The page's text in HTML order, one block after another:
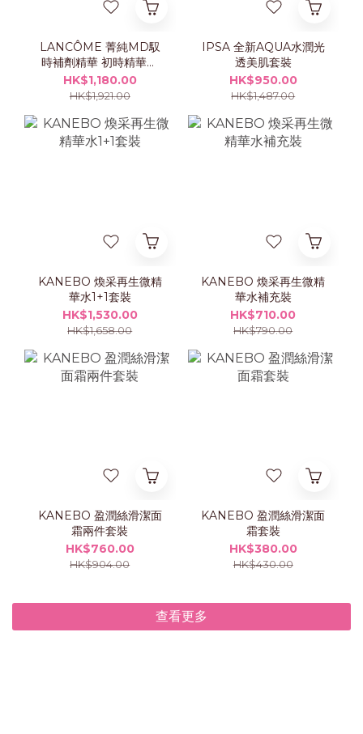
LANCÔME 菁純MD馭
時補劑精華 初時精華乳
霜 50ml 套裝
HK$1,180.00
HK$1,921.00
IPSA 全新AQUA水潤光
透美肌套裝
HK$950.00
HK$1,487.00
KANEBO 煥采再生微精
華水1+1套裝
HK$1,530.00
HK$1,658.00
KANEBO 煥采再生微精
華水補充裝
HK$710.00
HK$790.00
KANEBO 盈潤絲滑潔面
霜兩件套裝
HK$760.00
HK$904.00
KANEBO 盈潤絲滑潔面
霜套裝
HK$380.00
HK$430.00
查看更多